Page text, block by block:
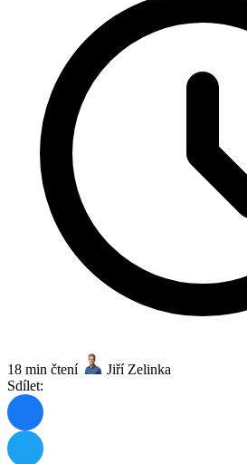
18 min čtení
Jiří Zelinka
Sdílet: